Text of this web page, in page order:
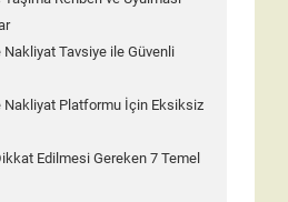
Nakliyat Tavsiye ile Güvenli
Nakliyat Platformu İçin Eksiksiz
Edilmesi Gereken 7 Temel